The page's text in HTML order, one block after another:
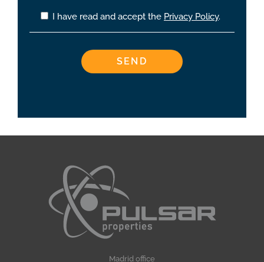
I have read and accept the Privacy Policy.
Madrid office